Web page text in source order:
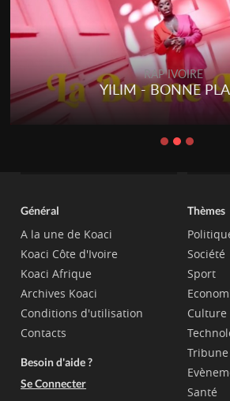
RAP IVOIRE
YILIM - BONNE
Général
A la une de Koaci
Koaci Côte d'Ivoire
Koaci Afrique
Archives Koaci
Conditions d'utilisation
Contacts
Besoin d'aide ?
Se Connecter
Thèmes
Société
Sport
Culture
Tribune
Santé